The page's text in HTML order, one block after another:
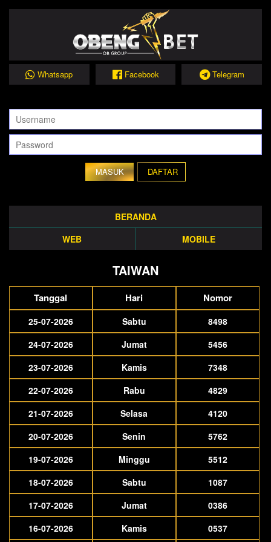
Whatsapp Facebook Telegram
DAFTAR
BERANDA
WEB
MOBILE
TAIWAN
Tanggal Hari Nomor
25-07-2026 Sabtu
8498
24-07-2026
Jumat
5456
23-07-2026
Kamis
7348
22-07-2026
Rabu
4829
21-07-2026
Selasa
4120
20-07-2026
Senin
5762
19-07-2026
Minggu
5512
18-07-2026
Sabtu
1087
17-07-2026
Jumat
0386
16-07-2026
Kamis 0537